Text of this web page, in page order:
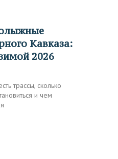
Кавказа:
2026
трассы, сколько
и чем